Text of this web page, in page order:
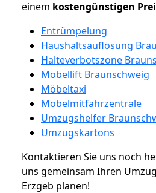
einem kostengünstigen
Entrümpelung
Haushaltsauflösung
Halteverbotszone
Möbellift Braunschweig
Möbeltaxi
Möbelmitfahrzentrale
Umzugshelfer
Umzugskartons
Kontaktieren Sie uns noch
uns gemeinsam Ihren
Erzgeb planen!